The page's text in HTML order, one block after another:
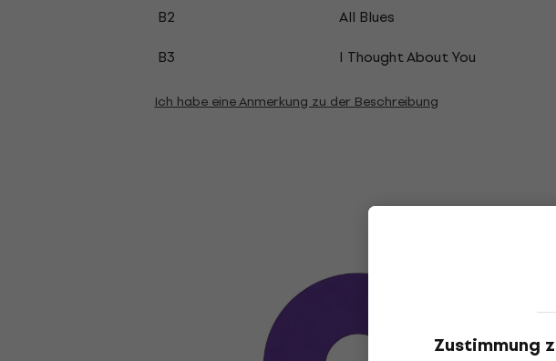
Zustimmung
B2
All Blues
B3
I Thought About You
Ich habe eine Anmerkung zu der Beschreibung